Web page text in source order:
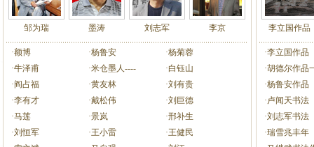
邹为瑞 墨涛 刘志军 李京
·额博 ·杨鲁安
·杨菊蓉
·牛泽甫
·米仓墨人----
·白钰山
·阎占福
·黄友林
·刘有贵
·李有才
·戴松伟
·刘巨德
·马莲
·景岚
·邢补生
·刘恒军
·王小雷
·王健民
李立国作品
·李立国作品
·胡德尔作品
·杨鲁安作品
·卢闻天书法
·刘志军书法
·瑞雪兆丰年